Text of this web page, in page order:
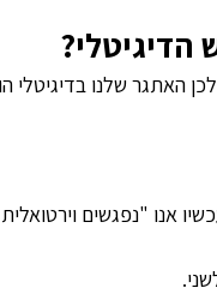
הדיגיטלי?
האתגר שלנו בדיגיטלי
אנו "נפגשים